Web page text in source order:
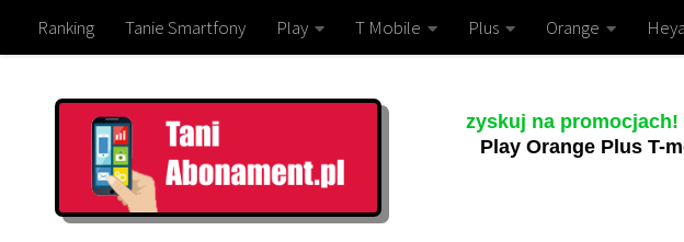
Ranking Tanie Smartfony Play T Mobile Plus Orange
zyskuj na
Play Orange Plus T-